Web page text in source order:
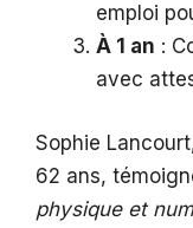
emploi
À 1 an :
avec
Sophie
62 ans,
physique et